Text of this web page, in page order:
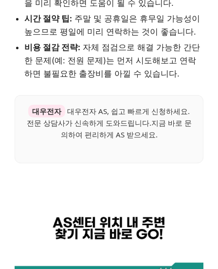
을 미리 확인하면 도움이 될 수 있습니다.
시간 절약 팁: 주말 및 공휴일은 휴무일 가능성이
높으므로 평일에 미리 연락하는 것이 좋습니다.
비용 절감 전략: 자체 점검으로 해결 가능한 간단
한 문제(예: 전원 문제)는 먼저 시도해보고 연락
하면 불필요한 출장비를 아낄 수 있습니다.
대우전자 대우전자 AS, 쉽고 빠르게 신청하세요.
전문 상담사가 신속하게 도와드립니다.지금 바로 문
의하여 편리하게 AS 받으세요.